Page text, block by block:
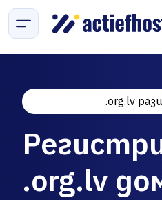
.org.lv
.org.lv